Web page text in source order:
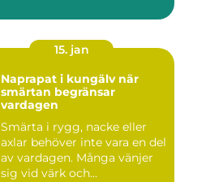
15. jan
Naprapat i kungälv när
smärtan begränsar
vardagen
Smärta i rygg, nacke eller
axlar behöver inte vara en del
av vardagen. Många vänjer
sig vid värk och...